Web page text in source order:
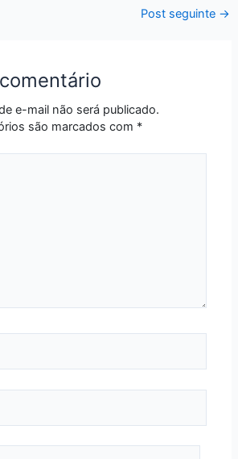
Post seguinte →
e-mail não será publicado.
são marcados com *